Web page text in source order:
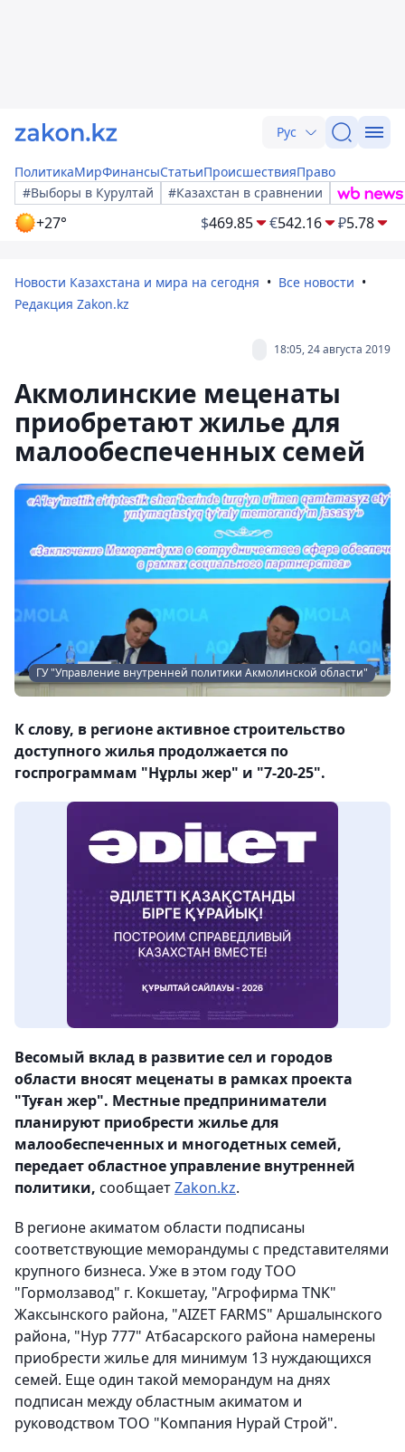
Рус
ПолитикаМирФинансыСтатьиПроисшествияПраво
#Выборы в Курултай
#Казахстан в сравнении
+27° $469.85 €542.16 ₽5.78
Новости Казахстана и мира на сегодня
Все новости
Редакция Zakon.kz
18:05, 24 августа 2019
Акмолинские меценаты
приобретают жилье для
малообеспеченных семей
ГУ "Управление внутренней политики Акмолинской области"
К слову, в регионе активное строительство
доступного жилья продолжается по
госпрограммам "Нұрлы жер" и "7-20-25".
Весомый вклад в развитие сел и городов
области вносят меценаты в рамках проекта
"Туған жер". Местные предприниматели
планируют приобрести жилье для
малообеспеченных и многодетных семей,
передает областное управление внутренней
политики, сообщаетZakon.kz.
В регионе акиматом области подписаны
соответствующие меморандумы с представителями
крупного бизнеса. Уже в этом году ТОО
"Гормолзавод" г. Кокшетау, "Агрофирма TNK"
Жаксынского района, "AIZET FARMS" Аршалынского
района, "Нур 777" Атбасарского района намерены
приобрести жилье для минимум 13 нуждающихся
семей. Еще один такой меморандум на днях
подписан между областным акиматом и
руководством ТОО "Компания Нурай Строй".